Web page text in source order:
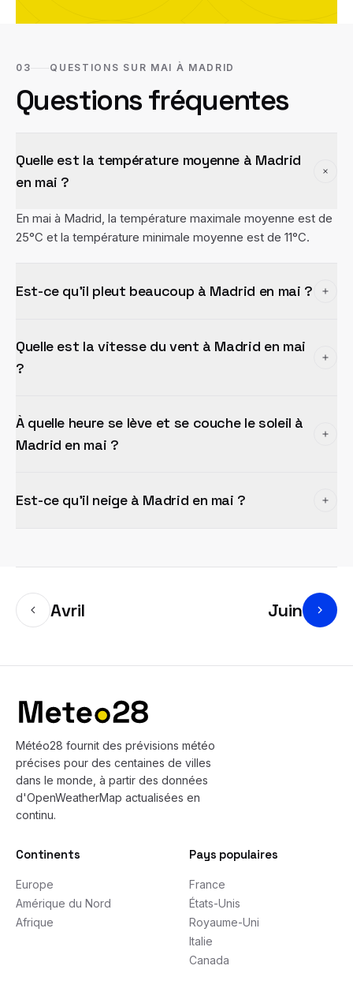
03 QUESTIONS SUR MAI À MADRID
Questions fréquentes
Quelle est la température moyenne à Madrid
en mai ?
En mai à Madrid, la température maximale moyenne est de
25°C et la température minimale moyenne est de 11°C.
Est-ce qu'il pleut beaucoup à Madrid en mai ?
Quelle est la vitesse du vent à Madrid en mai
?
À quelle heure se lève et se couche le soleil à
Madrid en mai ?
Est-ce qu'il neige à Madrid en mai ?
Avril Juin
Météo28 fournit des prévisions météo
précises pour des centaines de villes
dans le monde, à partir des données
d'OpenWeatherMap actualisées en
continu.
Continents
Europe
Amérique du Nord
Afrique
Pays populaires
France
États-Unis
Royaume-Uni
Italie
Canada